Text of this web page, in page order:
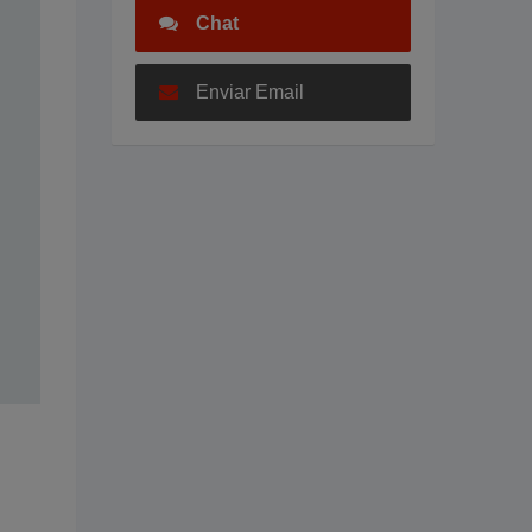
Chat
Enviar Email